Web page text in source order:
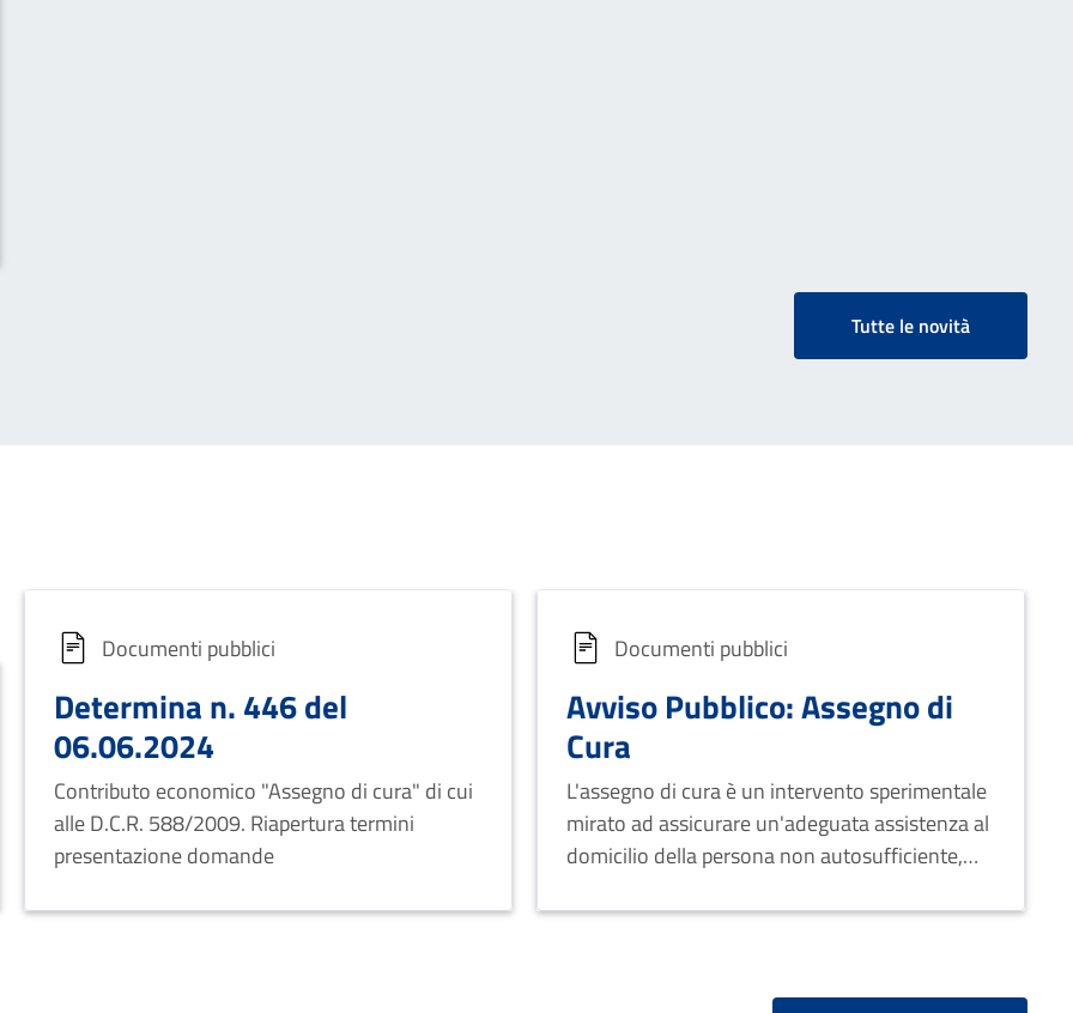
Tutte le novità
Documenti pubblici
Determina n. 446 del
06.06.2024
Contributo economico "Assegno di cura" di cui
alle D.C.R. 588/2009. Riapertura termini
presentazione domande
Documenti pubblici
Avviso Pubblico: Assegno di
Cura
L'assegno di cura è un intervento sperimentale
mirato ad assicurare un'adeguata assistenza al
domicilio della persona non autosufficiente,
ricovero in strutture residenziali